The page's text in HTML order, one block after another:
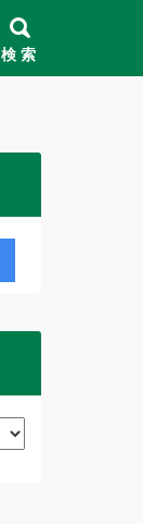
検 索